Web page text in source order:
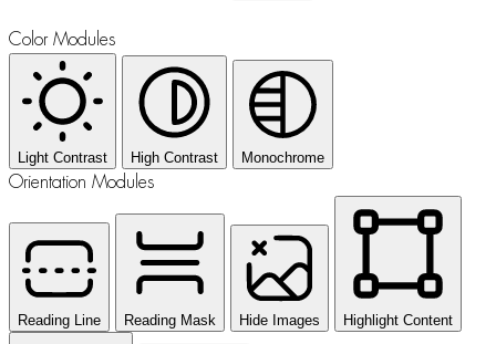
Color Modules
Light Contrast High Contrast Monochrome
Orientation Modules
Reading Line Reading Mask Hide Images Highlight Content